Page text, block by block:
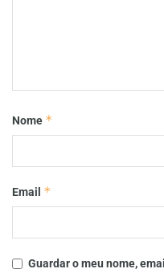
Nome *
Email *
Guardar o meu nome,